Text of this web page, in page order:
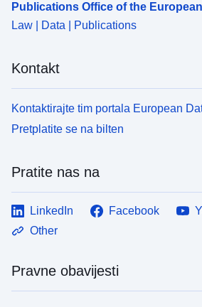
Publications Office of the
Law | Data | Publications
Kontakt
Kontaktirajte tim portala European
Pretplatite se na bilten
Pratite nas na
LinkedIn Facebook
Other
Pravne obavijesti